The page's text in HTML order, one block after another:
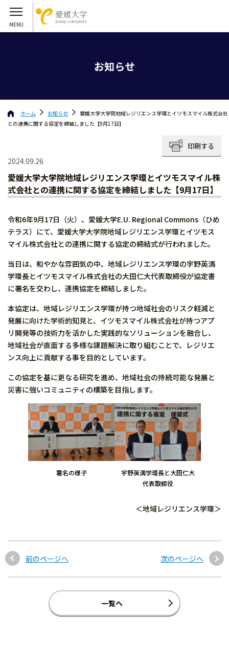
お知らせ
ホーム お知らせ
愛媛大学大学院地域レジリエンス学環とイツモスマイル株式会社
との連携に関する協定を締結しました【9月17日】
印刷する
2024.09.26
愛媛大学大学院地域レジリエンス学環とイツモスマイル株
式会社との連携に関する協定を締結しました【9月17日】
令和6年9月17日（火）、愛媛大学E.U. Regional Commons（ひめ
テラス）にて、愛媛大学大学院地域レジリエンス学環とイツモス
マイル株式会社との連携に関する協定の締結式が行われました。
当日は、和やかな雰囲気の中、地域レジリエンス学環の宇野英満
学環長とイツモスマイル株式会社の大田仁大代表取締役が協定書
に署名を交わし、連携協定を締結しました。
本協定は、地域レジリエンス学環が持つ地域社会のリスク軽減と
発展に向けた学術的知見と、イツモスマイル株式会社が持つアプ
リ開発等の技術力を活かした実践的なソリューションを融合し、
地域社会が直面する多様な課題解決に取り組むことで、レジリエ
ンス向上に貢献する事を目的としています。
この協定を基に更なる研究を進め、地域社会の持続可能な発展と
災害に強いコミュニティの構築を目指します。
署名の様子
宇野英満学環長と大田仁大
代表取締役
＜地域レジリエンス学環＞
前のページへ 次のページへ
一覧へ